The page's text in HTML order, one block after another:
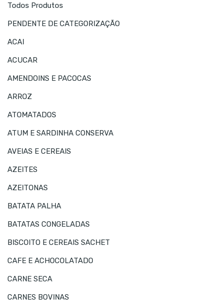
Todos Produtos
PENDENTE DE CATEGORIZAÇÃO
ACAI
ACUCAR
AMENDOINS E PACOCAS
ARROZ
ATOMATADOS
ATUM E SARDINHA CONSERVA
AVEIAS E CEREAIS
AZEITES
AZEITONAS
BATATA PALHA
BATATAS CONGELADAS
BISCOITO E CEREAIS SACHET
CAFE E ACHOCOLATADO
CARNE SECA
CARNES BOVINAS